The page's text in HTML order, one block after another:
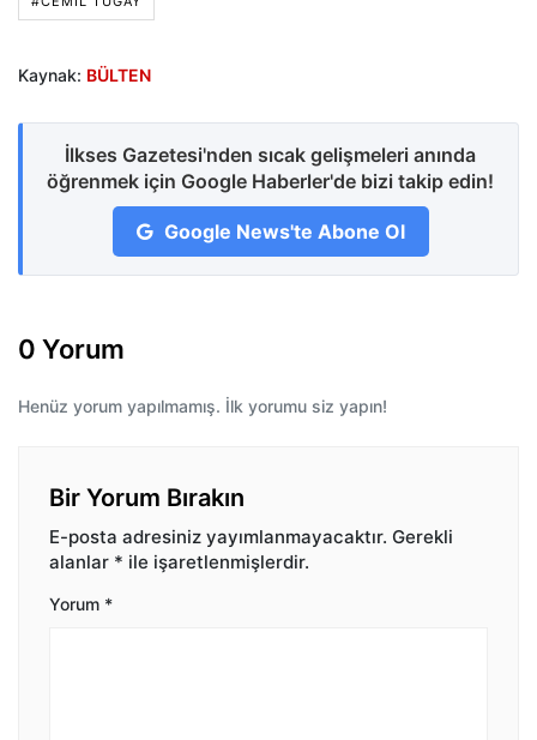
Kaynak: BÜLTEN
İlkses Gazetesi'nden sıcak gelişmeleri anında
öğrenmek için Google Haberler'de bizi takip edin!
Google News'te Abone Ol
0 Yorum
Henüz yorum yapılmamış. İlk yorumu siz yapın!
Bir Yorum Bırakın
E-posta adresiniz yayımlanmayacaktır. Gerekli
alanlar * ile işaretlenmişlerdir.
Yorum *